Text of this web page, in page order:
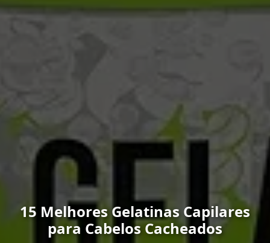
15 Melhores Gelatinas Capilares
para Cabelos Cacheados